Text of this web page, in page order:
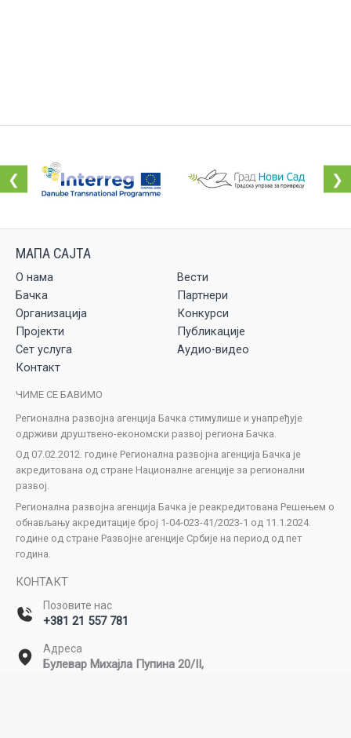
❮ ❯
О нама
Вести
Бачка
Партнери
Организација
Конкурси
Пројекти
Публикације
Сет услуга
Аудио-видео
Контакт
ЧИМЕ СЕ БАВИМО
Регионална развојна агенција Бачка стимулише и унапређује
одрживи друштвено-економски развој региона Бачка.
Од 07.02.2012. године Регионална развојна агенција Бачка је
акредитована од стране Националне агенције за регионални
развој.
Регионална развојна агенција Бачка је реакредитована Решењем о
обнављању акредитације број 1-04-023-41/2023-1 од 11.1.2024.
године од стране Развојне агенције Србије на период од пет
година.
КОНТАКТ
Позовите нас
+381 21 557 781
Адреса
Булевар Михајла Пупина 20/II,